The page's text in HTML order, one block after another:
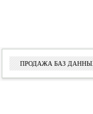
ПРОДАЖА БАЗ